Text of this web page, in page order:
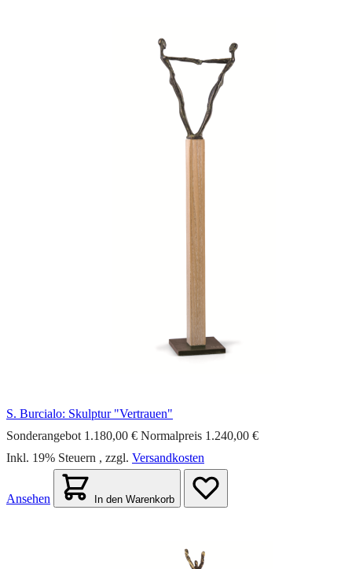
S. Burcialo: Skulptur "Vertrauen"
Sonderangebot 1.180,00 € Normalpreis 1.240,00 €
Inkl. 19% Steuern , zzgl. Versandkosten
Ansehen In den Warenkorb